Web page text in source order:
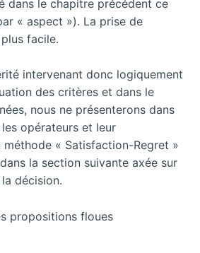
dans le chapitre précédent ce
« aspect »). La prise de
facile.
intervenant donc logiquement
des critères et dans le
nous ne présenterons dans
opérateurs et leur
« Satisfaction-Regret »
la section suivante axée sur
décision.
propositions floues